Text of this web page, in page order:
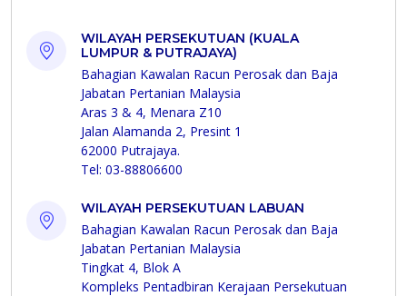
WILAYAH PERSEKUTUAN (KUALA
LUMPUR & PUTRAJAYA)
Bahagian Kawalan Racun Perosak dan Baja
Jabatan Pertanian Malaysia
Aras 3 & 4, Menara Z10
Jalan Alamanda 2, Presint 1
62000 Putrajaya.
Tel: 03-88806600
WILAYAH PERSEKUTUAN LABUAN
Bahagian Kawalan Racun Perosak dan Baja
Jabatan Pertanian Malaysia
Tingkat 4, Blok A
Kompleks Pentadbiran Kerajaan Persekutuan